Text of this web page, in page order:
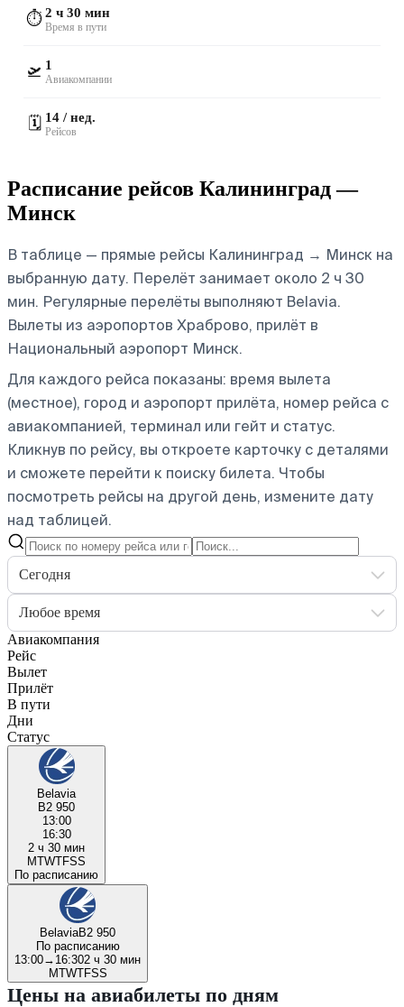
⏱️2 ч 30 мин
Время в пути
🛫 1
Авиакомпании
🗓️ 14 / нед.
Рейсов
Расписание рейсов Калининград —
Минск
В таблице — прямые рейсы Калининград → Минск на
выбранную дату. Перелёт занимает около 2 ч 30
мин. Регулярные перелёты выполняют Belavia.
Вылеты из аэропортов Храброво, прилёт в
Национальный аэропорт Минск.
Для каждого рейса показаны: время вылета
(местное), город и аэропорт прилёта, номер рейса с
авиакомпанией, терминал или гейт и статус.
Кликнув по рейсу, вы откроете карточку с деталями
и сможете перейти к поиску билета. Чтобы
посмотреть рейсы на другой день, измените дату
над таблицей.
Сегодня
Любое время
Авиакомпания
Рейс
Вылет
Прилёт
В пути
Дни
Статус
Belavia
B2 950
13:00
16:30
2 ч 30 мин
MTWTFSS
По расписанию
BelaviaB2 950
По расписанию
13:00→ 16:302 ч 30 мин
MTWTFSS
Цены на авиабилеты по дням